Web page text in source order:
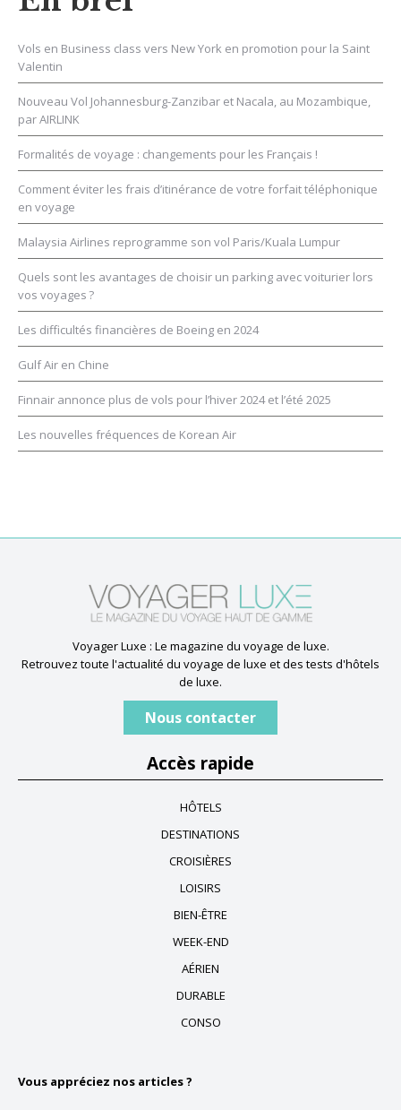
Vols en Business class vers New York en promotion pour la Saint
Valentin
Nouveau Vol Johannesburg-Zanzibar et Nacala, au Mozambique,
par AIRLINK
Formalités de voyage : changements pour les Français !
Comment éviter les frais d’itinérance de votre forfait téléphonique
en voyage
Malaysia Airlines reprogramme son vol Paris/Kuala Lumpur
Quels sont les avantages de choisir un parking avec voiturier lors
vos voyages ?
Les difficultés financières de Boeing en 2024
Gulf Air en Chine
Finnair annonce plus de vols pour l’hiver 2024 et l’été 2025
Les nouvelles fréquences de Korean Air
Voyager Luxe : Le magazine du voyage de luxe.
Retrouvez toute l'actualité du voyage de luxe et des tests d'hôtels
de luxe.
Nous contacter
Accès rapide
HÔTELS
DESTINATIONS
CROISIÈRES
LOISIRS
BIEN-ÊTRE
WEEK-END
AÉRIEN
DURABLE
CONSO
Vous appréciez nos articles ?